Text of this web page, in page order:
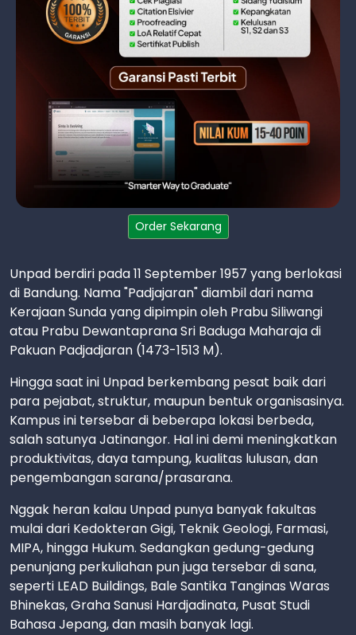
Order Sekarang
Unpad berdiri pada 11 September 1957 yang berlokasi
di Bandung. Nama "Padjajaran" diambil dari nama
Kerajaan Sunda yang dipimpin oleh Prabu Siliwangi
atau Prabu Dewantaprana Sri Baduga Maharaja di
Pakuan Padjadjaran (1473-1513 M).
Hingga saat ini Unpad berkembang pesat baik dari
para pejabat, struktur, maupun bentuk organisasinya.
Kampus ini tersebar di beberapa lokasi berbeda,
salah satunya Jatinangor. Hal ini demi meningkatkan
produktivitas, daya tampung, kualitas lulusan, dan
pengembangan sarana/prasarana.
Nggak heran kalau Unpad punya banyak fakultas
mulai dari Kedokteran Gigi, Teknik Geologi, Farmasi,
MIPA, hingga Hukum. Sedangkan gedung-gedung
penunjang perkuliahan pun juga tersebar di sana,
seperti LEAD Buildings, Bale Santika Tanginas Waras
Bhinekas, Graha Sanusi Hardjadinata, Pusat Studi
Bahasa Jepang, dan masih banyak lagi.